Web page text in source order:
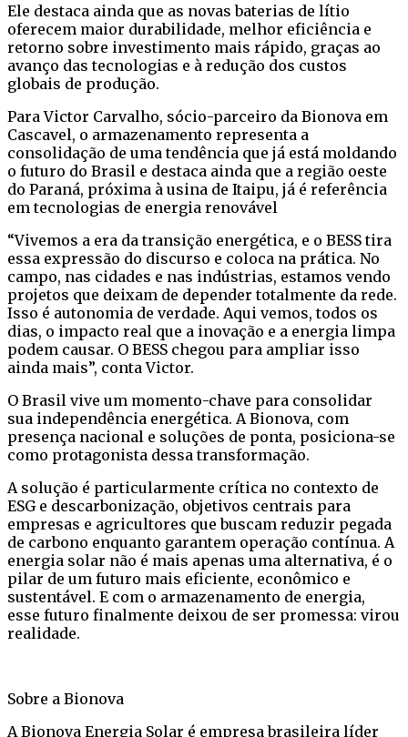
Ele destaca ainda que as novas baterias de lítio
oferecem maior durabilidade, melhor eficiência e
retorno sobre investimento mais rápido, graças ao
avanço das tecnologias e à redução dos custos
globais de produção.
Para Victor Carvalho, sócio-parceiro da Bionova em
Cascavel, o armazenamento representa a
consolidação de uma tendência que já está moldando
o futuro do Brasil e destaca ainda que a região oeste
do Paraná, próxima à usina de Itaipu, já é referência
em tecnologias de energia renovável
“Vivemos a era da transição energética, e o BESS tira
essa expressão do discurso e coloca na prática. No
campo, nas cidades e nas indústrias, estamos vendo
projetos que deixam de depender totalmente da rede.
Isso é autonomia de verdade. Aqui vemos, todos os
dias, o impacto real que a inovação e a energia limpa
podem causar. O BESS chegou para ampliar isso
ainda mais”, conta Victor.
O Brasil vive um momento-chave para consolidar
sua independência energética. A Bionova, com
presença nacional e soluções de ponta, posiciona-se
como protagonista dessa transformação.
A solução é particularmente crítica no contexto de
ESG e descarbonização, objetivos centrais para
empresas e agricultores que buscam reduzir pegada
de carbono enquanto garantem operação contínua. A
energia solar não é mais apenas uma alternativa, é o
pilar de um futuro mais eficiente, econômico e
sustentável. E com o armazenamento de energia,
esse futuro finalmente deixou de ser promessa: virou
realidade.
Sobre a Bionova
A Bionova Energia Solar é empresa brasileira líder